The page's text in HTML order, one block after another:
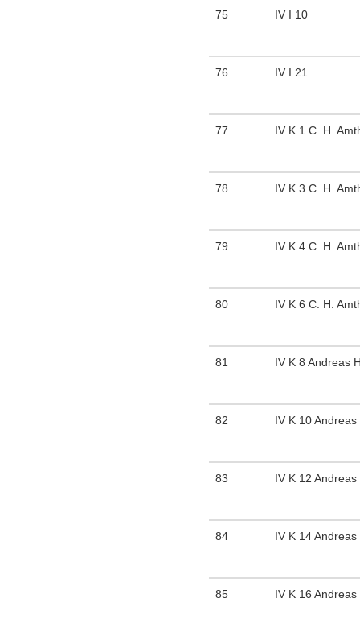
75 IV I 10
76 IV I 21
77 IV K 1 C. H.
78 IV K 3 C. H.
79 IV K 4 C. H.
80 IV K 6 C. H.
81 IV K 8 Andreas
82 IV K 10 Andreas
83 IV K 12 Andreas
84 IV K 14 Andreas
85 IV K 16 Andreas